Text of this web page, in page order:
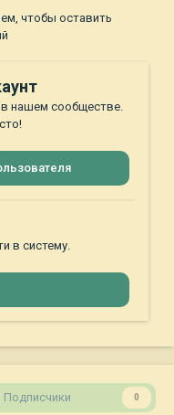
чтобы оставить
в нашем сообществе.
в систему.
Подписчики 0